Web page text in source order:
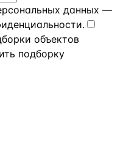
данных —
.
объектов
подборку